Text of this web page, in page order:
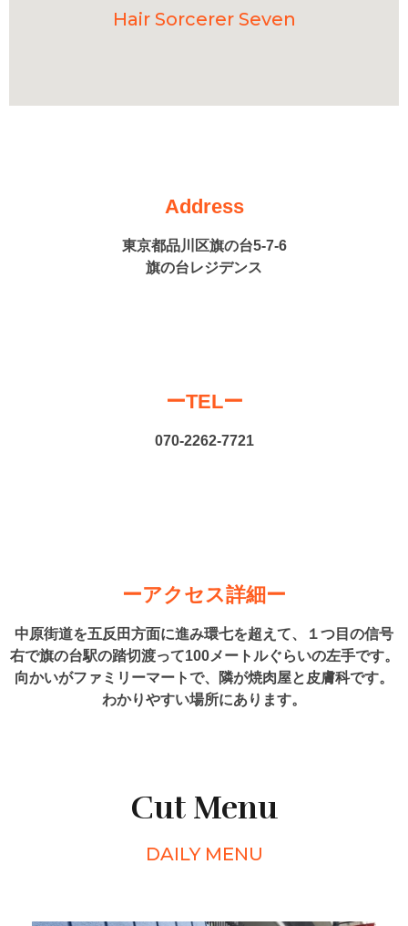
Hair Sorcerer Seven
Address
東京都品川区旗の台5-7-6
旗の台レジデンス
ーTELー
070-2262-7721
ーアクセス詳細ー
中原街道を五反田方面に進み環七を超えて、１つ目の信号
右で旗の台駅の踏切渡って100メートルぐらいの左手です。
向かいがファミリーマートで、隣が焼肉屋と皮膚科です。
わかりやすい場所にあります。
Cut Menu
DAILY MENU